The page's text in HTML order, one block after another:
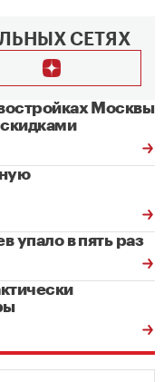
СЕТЯХ
Москвы
упало в пять раз